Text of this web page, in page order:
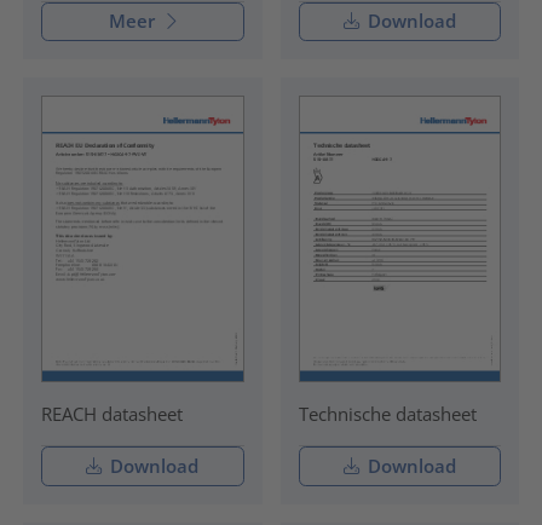
Meer Download
REACH datasheet
Download
Technische datasheet
Download